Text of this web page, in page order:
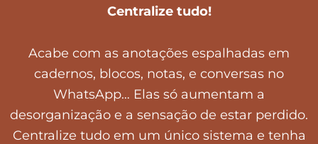
Centralize tudo!
Acabe com as anotações espalhadas em
cadernos, blocos, notas, e conversas no
WhatsApp… Elas só aumentam a
desorganização e a sensação de estar perdido.
Centralize tudo em um único sistema e tenha